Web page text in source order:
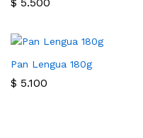
Pan Lengua 180g
$ 5.100